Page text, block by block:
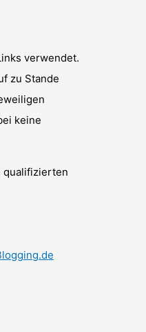
verwendet.
zu Stande
keine
qualifizierten